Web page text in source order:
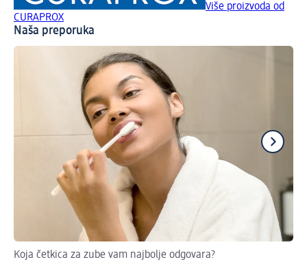
Više proizvoda od
CURAPROX
Naša preporuka
Koja četkica za zube vam najbolje odgovara?